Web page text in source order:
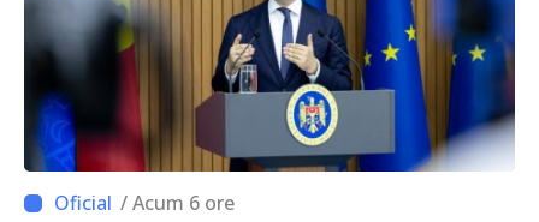
/ Acum 6 ore